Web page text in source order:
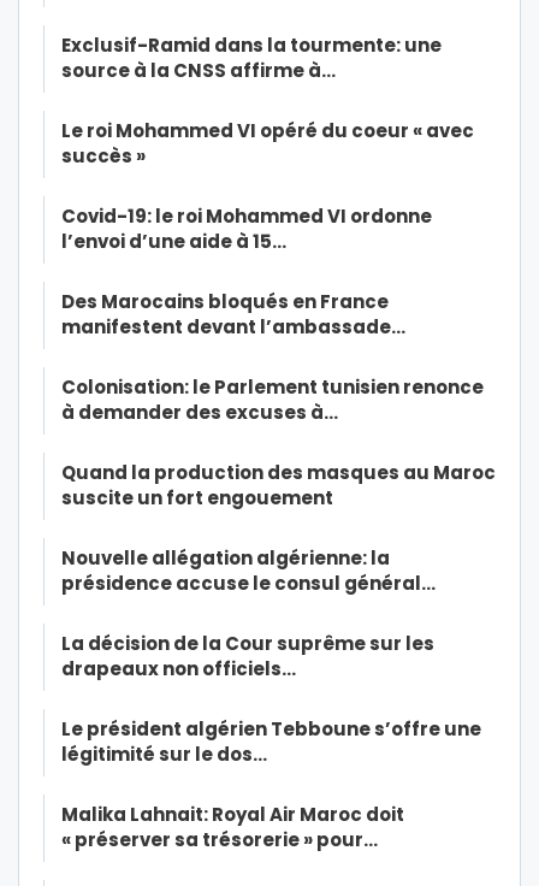
Exclusif-Ramid dans la tourmente: une
source à la CNSS affirme à…
Le roi Mohammed VI opéré du coeur « avec
succès »
Covid-19: le roi Mohammed VI ordonne
l’envoi d’une aide à 15…
Des Marocains bloqués en France
manifestent devant l’ambassade…
Colonisation: le Parlement tunisien renonce
à demander des excuses à…
Quand la production des masques au Maroc
suscite un fort engouement
Nouvelle allégation algérienne: la
présidence accuse le consul général…
La décision de la Cour suprême sur les
drapeaux non officiels…
Le président algérien Tebboune s’offre une
légitimité sur le dos…
Malika Lahnait: Royal Air Maroc doit
« préserver sa trésorerie » pour…